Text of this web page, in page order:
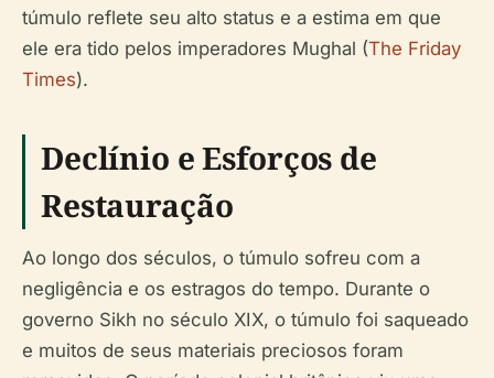
túmulo reflete seu alto status e a estima em que
ele era tido pelos imperadores Mughal (The Friday
Times).
Declínio e Esforços de
Restauração
Ao longo dos séculos, o túmulo sofreu com a
negligência e os estragos do tempo. Durante o
governo Sikh no século XIX, o túmulo foi saqueado
e muitos de seus materiais preciosos foram